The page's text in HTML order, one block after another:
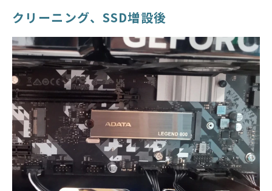
クリーニング、SSD増設後